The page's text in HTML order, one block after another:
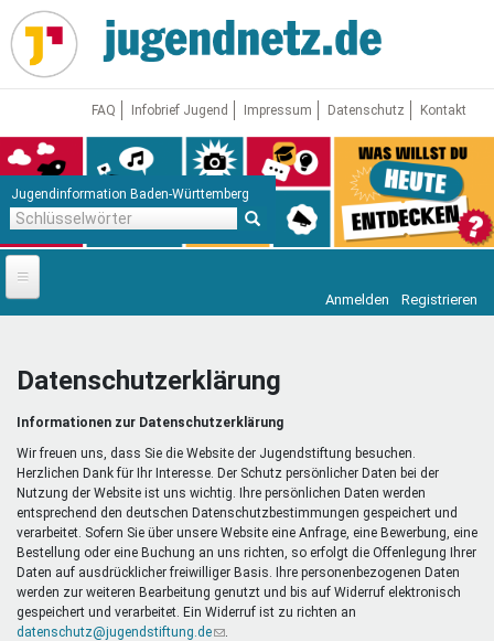
Direkt
zum
Inhalt
FAQ Infobrief Jugend Impressum Datenschutz Kontakt
Jugendinformation Baden-Württemberg
Startseite
Jugendnetz
Freizeit & Reisen
Mentoren & Projekte
Schule & Beruf
Vor Ort
Anmelden Registrieren
Datenschutzerklärung
Informationen zur Datenschutzerklärung
Wir freuen uns, dass Sie die Website der Jugendstiftung besuchen.
Herzlichen Dank für Ihr Interesse. Der Schutz persönlicher Daten bei der
Nutzung der Website ist uns wichtig. Ihre persönlichen Daten werden
entsprechend den deutschen Datenschutzbestimmungen gespeichert und
verarbeitet. Sofern Sie über unsere Website eine Anfrage, eine Bewerbung, eine
Bestellung oder eine Buchung an uns richten, so erfolgt die Offenlegung Ihrer
Daten auf ausdrücklicher freiwilliger Basis. Ihre personenbezogenen Daten
werden zur weiteren Bearbeitung genutzt und bis auf Widerruf elektronisch
gespeichert und verarbeitet. Ein Widerruf ist zu richten an
datenschutz@jugendstiftung.de(Link